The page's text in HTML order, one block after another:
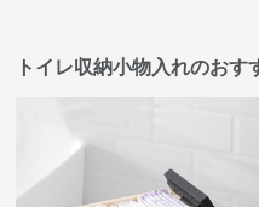
トイレ収納小物入れのおす